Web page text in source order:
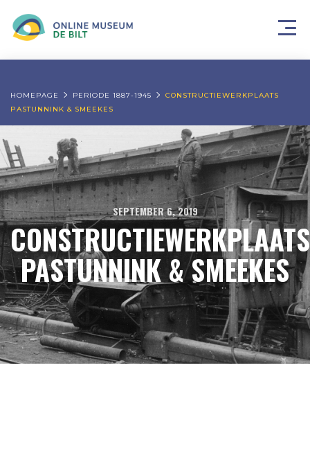
HOMEPAGE PERIODE 1887-1945
CONSTRUCTIEWERKPLAATS
PASTUNNINK & SMEEKES
SEPTEMBER 6, 2019
CONSTRUCTIEWERKPLAATS
PASTUNNINK & SMEEKES